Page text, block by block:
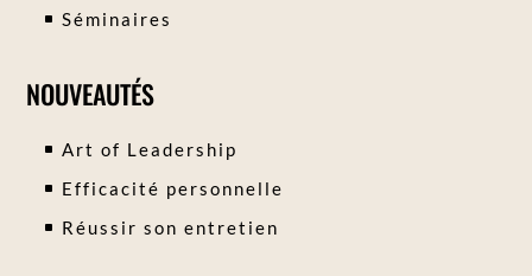
Séminaires
NOUVEAUTÉS
Art of Leadership
Efficacité personnelle
Réussir son entretien